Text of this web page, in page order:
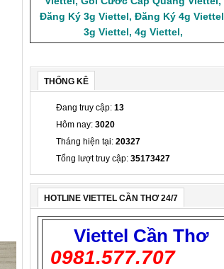
Đăng Ký 3g Viettel, Đăng Ký 4g Viettel
3g Viettel, 4g Viettel,
THỐNG KÊ
Đang truy cập: 13
Hôm nay: 3020
Tháng hiện tại: 20327
Tổng lượt truy cập: 35173427
HOTLINE VIETTEL CẦN THƠ 24/7
Viettel Cần Thơ
0981.577.707